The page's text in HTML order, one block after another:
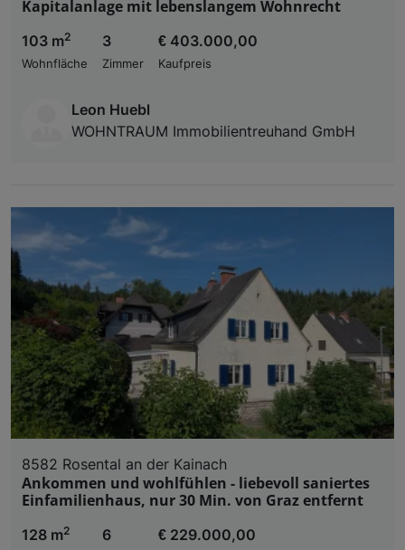
Kapitalanlage mit lebenslangem Wohnrecht
103 m2
Wohnfläche
3
Zimmer
€ 403.000,00
Kaufpreis
Leon Huebl
WOHNTRAUM Immobilientreuhand GmbH
8582 Rosental an der Kainach
Ankommen und wohlfühlen - liebevoll saniertes
Einfamilienhaus, nur 30 Min. von Graz entfernt
128 m2
6 € 229.000,00